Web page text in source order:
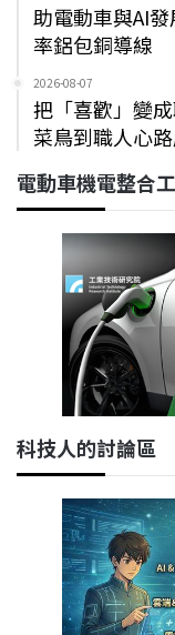
助電動車與AI
率鋁包銅導線
2026-08-07
把「喜歡」變
菜鳥到職人心
電動車機電整合
科技人的討論區